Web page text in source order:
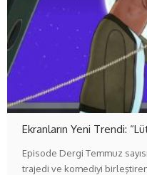
Ekranların Yeni Trendi:
Episode Dergi Temmuz
trajedi ve komediyi